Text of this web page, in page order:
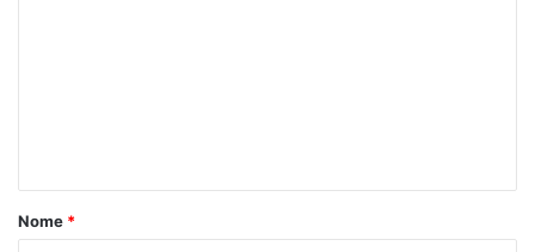
rNome *